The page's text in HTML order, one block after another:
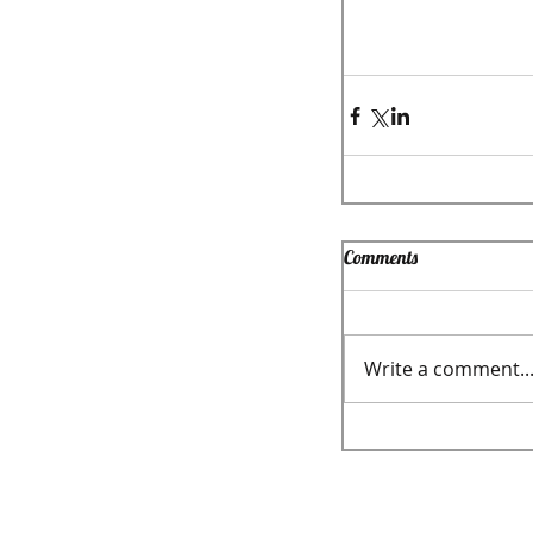
Comments
Write a comment...